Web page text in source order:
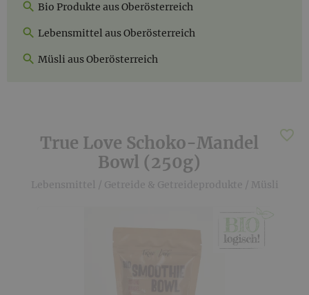
Bio Produkte aus Oberösterreich
Lebensmittel aus Oberösterreich
Müsli aus Oberösterreich
True Love Schoko-Mandel
Bowl (250g)
Lebensmittel / Getreide & Getreideprodukte / Müsli